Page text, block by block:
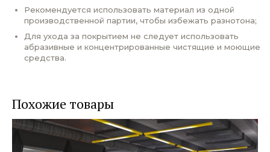
Рекомендуется использовать материал из одной
производственной партии, чтобы избежать разнотона;
Для ухода за покрытием не следует использовать
абразивные и концентрированные чистящие и моющие
средства.
Похожие товары